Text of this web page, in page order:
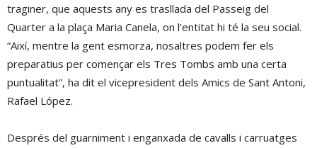
traginer, que aquests any es trasllada del Passeig del
Quarter a la plaça Maria Canela, on l’entitat hi té la seu social.
“Així, mentre la gent esmorza, nosaltres podem fer els
preparatius per començar els Tres Tombs amb una certa
puntualitat”, ha dit el vicepresident dels Amics de Sant Antoni,
Rafael López.
Després del guarniment i enganxada de cavalls i carruatges